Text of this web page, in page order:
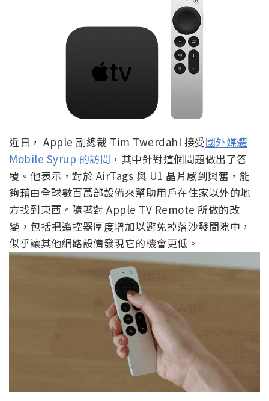
近日， Apple 副總裁 Tim Twerdahl 接受國外媒體
Mobile Syrup 的訪問 ，其中針對這個問題做出了答
覆。他表示，對於 AirTags 與 U1 晶片感到興奮，能
夠藉由全球數百萬部設備來幫助用戶在住家以外的地
方找到東西。隨著對 Apple TV Remote 所做的改
變，包括把遙控器厚度增加以避免掉落沙發間隙中，
似乎讓其他網路設備發現它的機會更低。